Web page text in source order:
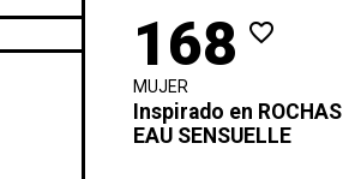
168 favorite_border
MUJER
Inspirado en ROCHAS
EAU SENSUELLE